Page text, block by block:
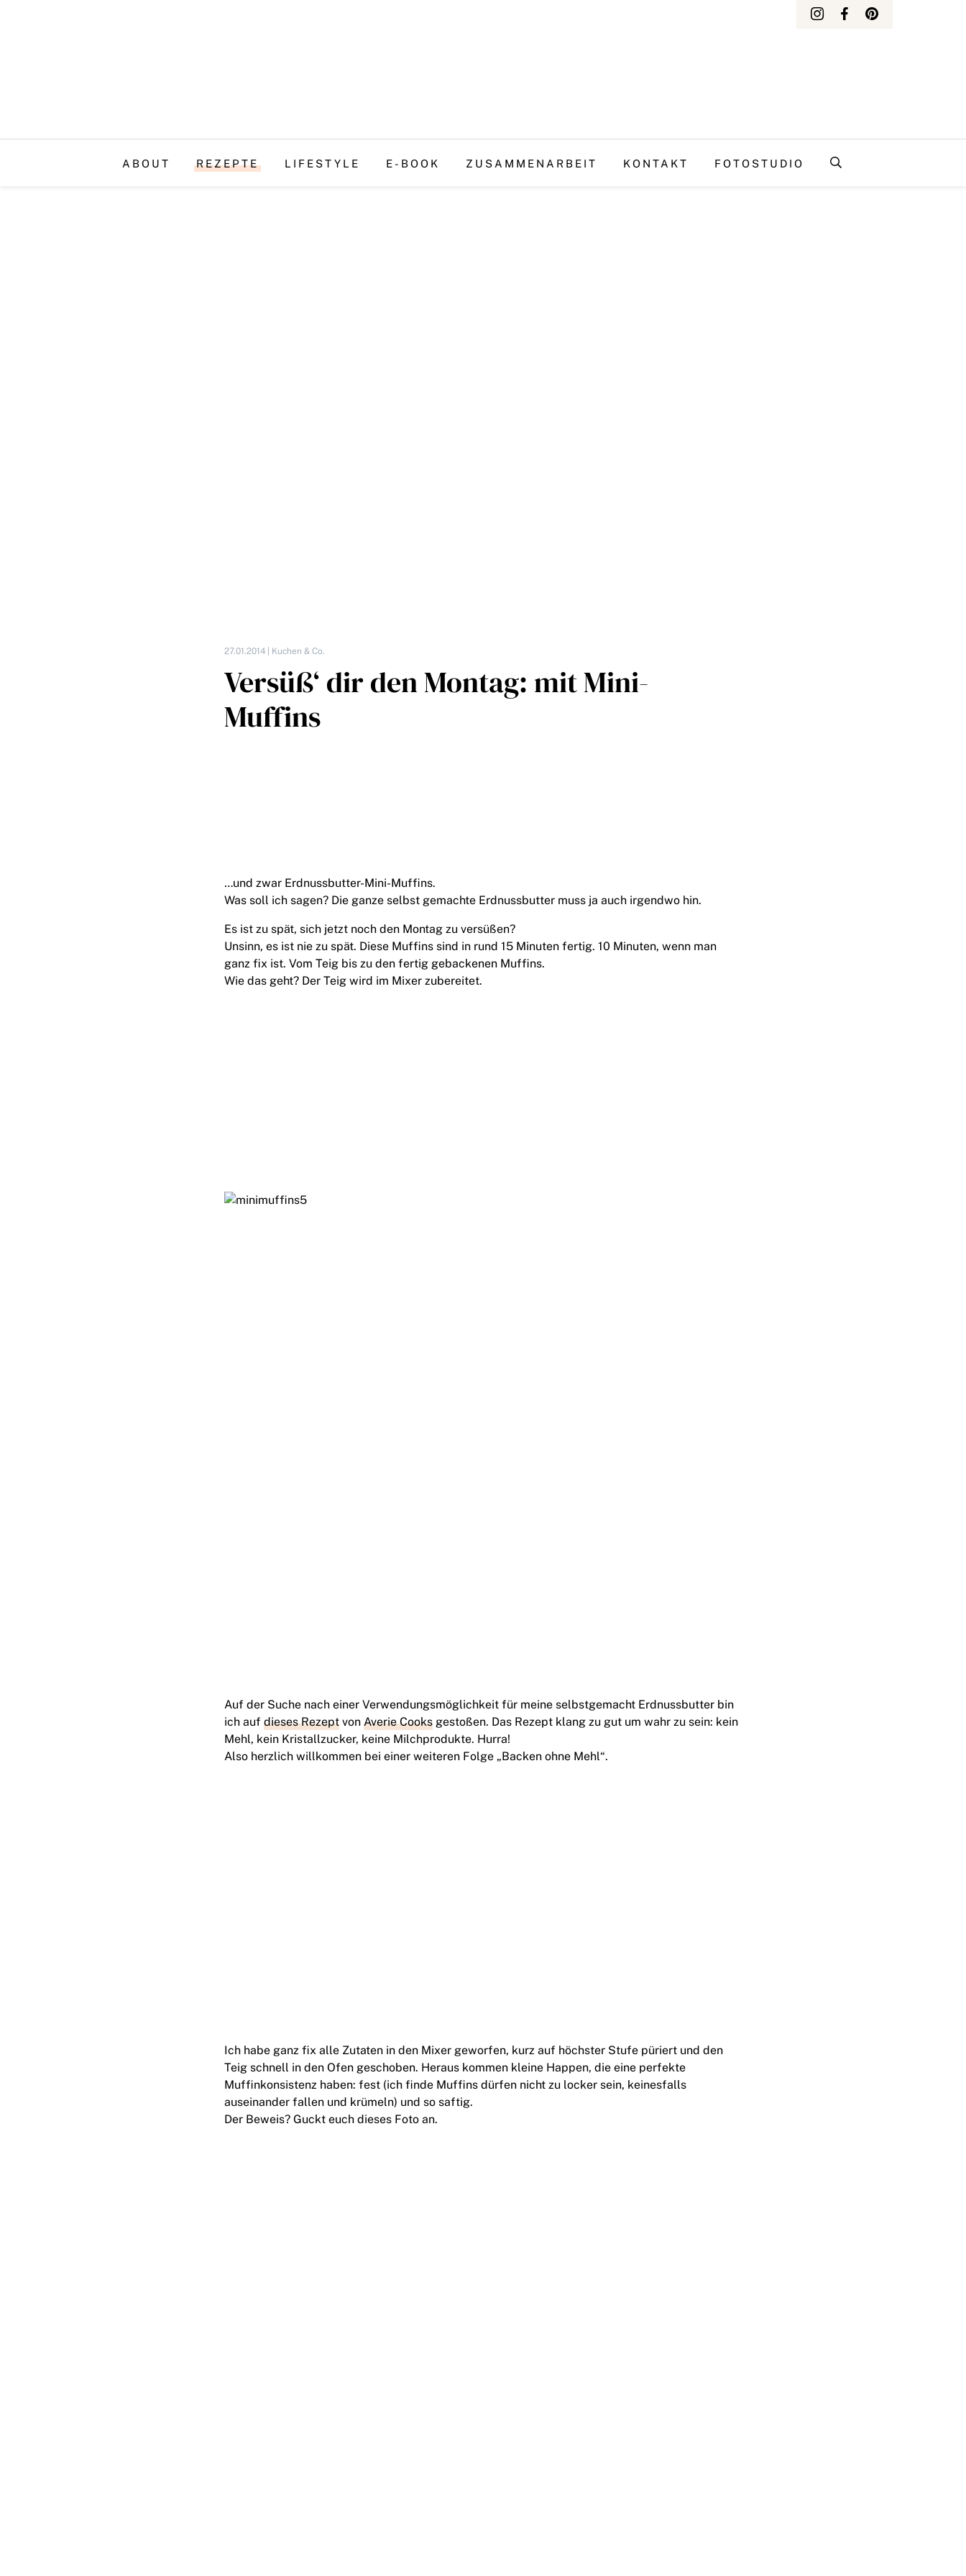
ABOUT REZEPTE LIFESTYLE E-BOOK ZUSAMMENARBEIT KONTAKT FOTOSTUDIO
27.01.2014 | Kuchen & Co.
Versüß‘ dir den Montag: mit Mini-
Muffins
…und zwar Erdnussbutter-Mini-Muffins.
Was soll ich sagen? Die ganze selbst gemachte Erdnussbutter muss ja auch irgendwo hin.
Es ist zu spät, sich jetzt noch den Montag zu versüßen?
Unsinn, es ist nie zu spät. Diese Muffins sind in rund 15 Minuten fertig. 10 Minuten, wenn man
ganz fix ist. Vom Teig bis zu den fertig gebackenen Muffins.
Wie das geht? Der Teig wird im Mixer zubereitet.
Auf der Suche nach einer Verwendungsmöglichkeit für meine selbstgemacht Erdnussbutter bin
ich auf dieses Rezept von Averie Cooks gestoßen. Das Rezept klang zu gut um wahr zu sein: kein
Mehl, kein Kristallzucker, keine Milchprodukte. Hurra!
Also herzlich willkommen bei einer weiteren Folge „Backen ohne Mehl“.
Ich habe ganz fix alle Zutaten in den Mixer geworfen, kurz auf höchster Stufe püriert und den
Teig schnell in den Ofen geschoben. Heraus kommen kleine Happen, die eine perfekte
Muffinkonsistenz haben: fest (ich finde Muffins dürfen nicht zu locker sein, keinesfalls
auseinander fallen und krümeln) und so saftig.
Der Beweis? Guckt euch dieses Foto an.